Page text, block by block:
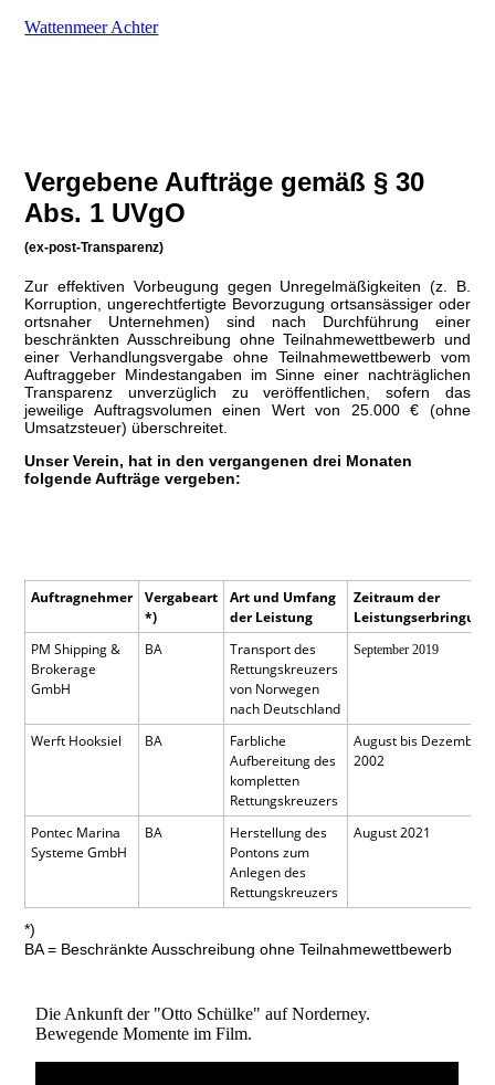
Wattenmeer Achter
Vergebene Aufträge gemäß § 30
Abs. 1 UVgO
(ex-post-Transparenz)
Zur effektiven Vorbeugung gegen Unregelmäßigkeiten (z. B.
Korruption, ungerechtfertigte Bevorzugung ortsansässiger oder
ortsnaher Unternehmen) sind nach Durchführung einer
beschränkten Ausschreibung ohne Teilnahmewettbewerb und
einer Verhandlungsvergabe ohne Teilnahmewettbewerb vom
Auftraggeber Mindestangaben im Sinne einer nachträglichen
Transparenz unverzüglich zu veröffentlichen, sofern das
jeweilige Auftragsvolumen einen Wert von 25.000 € (ohne
Umsatzsteuer) überschreitet.
Unser Verein, hat in den vergangenen drei Monaten
folgende Aufträge vergeben:
Auftragnehmer
Vergabeart
*)
Art und Umfang
der Leistung
Zeitraum der
Leistungserbringung
PM Shipping &
Brokerage
GmbH
BA
Transport des
Rettungskreuzers
von Norwegen
nach Deutschland
September 2019
Werft Hooksiel BA
Farbliche
Aufbereitung des
kompletten
Rettungskreuzers
August bis Dezember
2002
Pontec Marina
Systeme GmbH
BA
Herstellung des
Pontons zum
Anlegen des
Rettungskreuzers
August 2021
*)
BA = Beschränkte Ausschreibung ohne Teilnahmewettbewerb
Die Ankunft der "Otto Schülke" auf Norderney.
Bewegende Momente im Film.